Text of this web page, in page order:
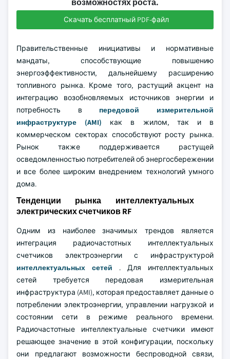
возможностях роста.
Скачать бесплатный PDF-файл
Правительственные инициативы и нормативные
мандаты, способствующие повышению
энергоэффективности, дальнейшему расширению
топливного рынка. Кроме того, растущий акцент на
интеграцию возобновляемых источников энергии и
потребность в передовой измерительной
инфраструктуре (AMI) как в жилом, так и в
коммерческом секторах способствуют росту рынка.
Рынок также поддерживается растущей
осведомленностью потребителей об энергосбережении
и все более широким внедрением технологий умного
дома.
Тенденции рынка интеллектуальных
электрических счетчиков RF
Одним из наиболее значимых трендов является
интеграция радиочастотных интеллектуальных
счетчиков электроэнергии с инфраструктурой
интеллектуальных сетей . Для интеллектуальных
сетей требуется передовая измерительная
инфраструктура (AMI), которая предоставляет данные о
потреблении электроэнергии, управлении нагрузкой и
состоянии сети в режиме реального времени.
Радиочастотные интеллектуальные счетчики имеют
решающее значение в этой конфигурации, поскольку
они предлагают возможности беспроводной связи,